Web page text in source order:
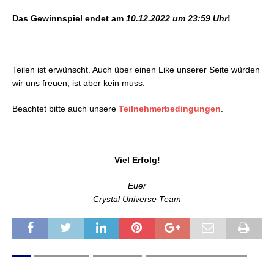
Das Gewinnspiel endet am 10.12.2022 um 23:59 Uhr!
Teilen ist erwünscht. Auch über einen Like unserer Seite würden
wir uns freuen, ist aber kein muss.
Beachtet bitte auch unsere Teilnehmerbedingungen
Viel Erfolg!
Euer
Crystal Universe Team